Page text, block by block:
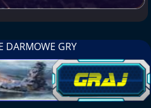
DARMOWE GRY